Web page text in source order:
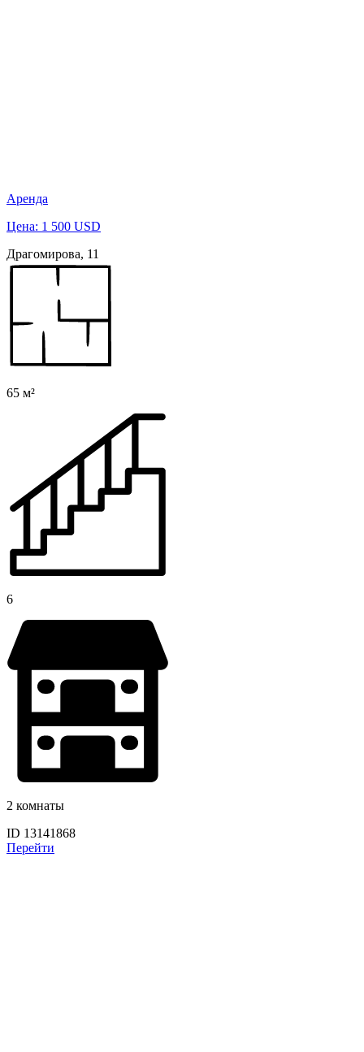
Аренда
Цена: 1 500 USD
Драгомирова, 11
65 м²
6
2 комнаты
ID 13141868
Перейти